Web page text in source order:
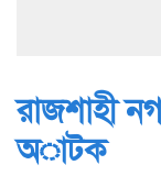
রাজশাহী
অাটক